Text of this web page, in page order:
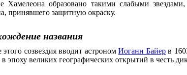
Хамелеона образовано такими слабыми
принявшего защитную окраску.
названия
этого созвездия вводит астрономИоганн Байерв
в эпоху великих географических открытий в честь